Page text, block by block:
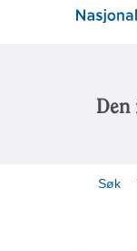
Den
Søk